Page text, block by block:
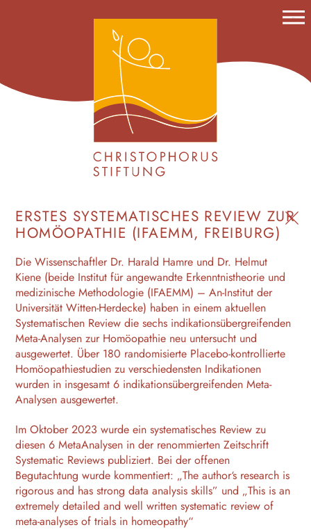
FÖRDERUNG
Pr
ERSTES SYSTEMATISCHES REVIEW ZUR
HOMÖOPATHIE (IFAEMM, FREIBURG)
Die Wissenschaftler Dr. Harald Hamre und Dr. Helmut
Kiene (beide Institut für angewandte Erkenntnistheorie und
medizinische Methodologie (IFAEMM) – An-Institut der
Universität Witten-Herdecke) haben in einem aktuellen
Systematischen Review die sechs indikationsübergreifenden
Meta-Analysen zur Homöopathie neu untersucht und
ausgewertet. Über 180 randomisierte Placebo-kontrollierte
Homöopathiestudien zu verschiedensten Indikationen
wurden in insgesamt 6 indikationsübergreifenden Meta-
Analysen ausgewertet.
Im Oktober 2023 wurde ein systematisches Review zu
diesen 6 MetaAnalysen in der renommierten Zeitschrift
Systematic Reviews publiziert. Bei der offenen
Begutachtung wurde kommentiert: „The author‘s research is
rigorous and has strong data analysis skills” und „This is an
extremely detailed and well written systematic review of
meta-analyses of trials in homeopathy“